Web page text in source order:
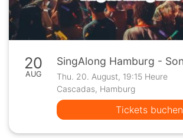
20
AUG
Thu. 20. August, 19:15 Heure
Cascadas, Hamburg
Tickets buchen